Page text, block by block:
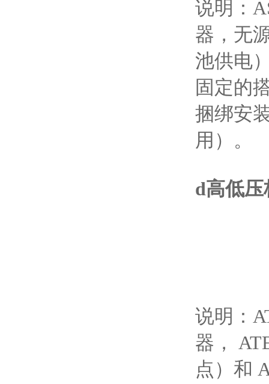
说明：
器，无
池供电
固定的
捆绑安
用）。
d高低
说明：
器，
点）和